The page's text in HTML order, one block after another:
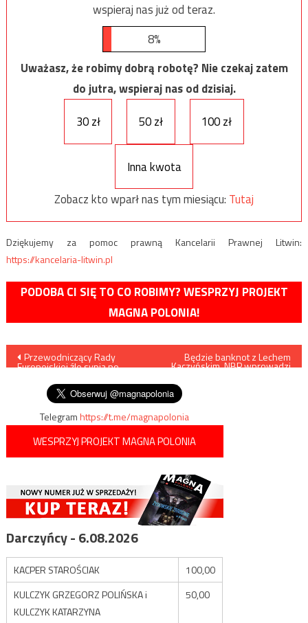
wspieraj nas już od teraz.
8%
Uważasz, że robimy dobrą robotę? Nie czekaj zatem
do jutra, wspieraj nas od dzisiaj.
30 zł
50 zł 100 zł
Inna kwota
Zobacz kto wparł nas tym miesiącu: Tutaj
Dziękujemy za pomoc prawną Kancelarii Prawnej Litwin:
https://kancelaria-litwin.pl
PODOBA CI SIĘ TO CO ROBIMY? WESPRZYJ PROJEKT
MAGNA POLONIA!
Nawigacja
wpisu
Przewodniczący Rady
Europejskiej źle sypia po
Będzie banknot z Lechem
Kaczyńskim, NBP wprowadzi
Telegramhttps://t.me/magnapolonia
WESPRZYJ PROJEKT MAGNA POLONIA
Darczyńcy - 6.08.2026
KACPER STAROŚCIAK
100,00
KULCZYK GRZEGORZ POLIŃSKA i
KULCZYK KATARZYNA
50,00